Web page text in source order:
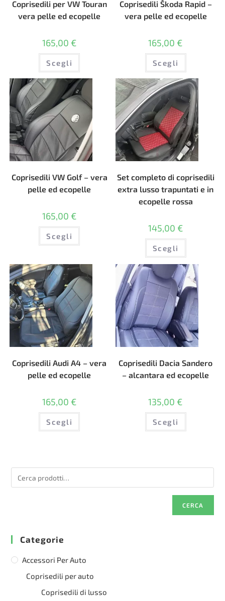
Coprisedili per VW Touran
vera pelle ed ecopelle
165,00 €
Scegli
Questo
più
varianti.
Le
opzioni
possono
essere
scelte
nella
pagina
del
prodotto
Coprisedili Škoda Rapid –
vera pelle ed ecopelle
165,00 €
Scegli
Questo
ha
più
varianti.
Le
opzioni
possono
essere
scelte
nella
pagina
del
prodotto
Coprisedili VW Golf – vera
pelle ed ecopelle
165,00 €
Scegli
Questo
ha
Le
opzioni
possono
essere
scelte
nella
pagina
del
prodotto
Set completo di coprisedili
extra lusso trapuntati e in
ecopelle rossa
145,00 €
Scegli
Questo
ha
più
varianti.
Le
opzioni
possono
essere
scelte
nella
pagina
del
prodotto
Coprisedili Audi A4 – vera
pelle ed ecopelle
165,00 €
Scegli
Questo
nella
Coprisedili Dacia Sandero
– alcantara ed ecopelle
135,00 €
Scegli
Questo
ha
nella
prodotto
CERCA
Categorie
Accessori Per Auto
Coprisedili per auto
Coprisedili di lusso